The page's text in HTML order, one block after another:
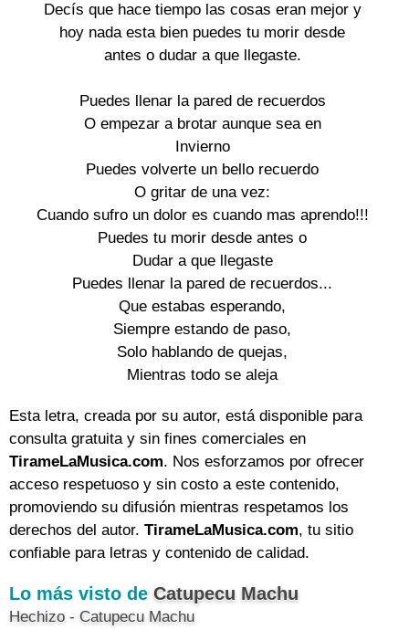
Decís que hace tiempo las cosas eran mejor y
hoy nada esta bien puedes tu morir desde
antes o dudar a que llegaste.
Puedes llenar la pared de recuerdos
O empezar a brotar aunque sea en
Invierno
Puedes volverte un bello recuerdo
O gritar de una vez:
Cuando sufro un dolor es cuando mas aprendo!!!
Puedes tu morir desde antes o
Dudar a que llegaste
Puedes llenar la pared de recuerdos...
Que estabas esperando,
Siempre estando de paso,
Solo hablando de quejas,
Mientras todo se aleja
Esta letra, creada por su autor, está disponible para
consulta gratuita y sin fines comerciales en
TirameLaMusica.com. Nos esforzamos por ofrecer
acceso respetuoso y sin costo a este contenido,
promoviendo su difusión mientras respetamos los
derechos del autor. TirameLaMusica.com, tu sitio
confiable para letras y contenido de calidad.
Lo más visto de Catupecu Machu
Hechizo - Catupecu Machu